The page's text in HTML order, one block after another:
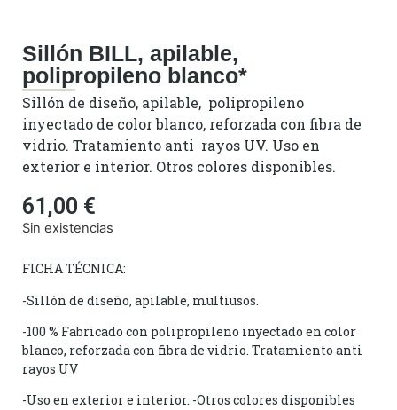
Sillón BILL, apilable,
polipropileno blanco*
Sillón de diseño, apilable, polipropileno
inyectado de color blanco, reforzada con fibra de
vidrio. Tratamiento anti rayos UV. Uso en
exterior e interior. Otros colores disponibles.
61,00 €
Sin existencias
FICHA TÉCNICA:
-Sillón de diseño, apilable, multiusos.
-100 % Fabricado con polipropileno inyectado en color
blanco, reforzada con fibra de vidrio. Tratamiento anti
rayos UV
-Uso en exterior e interior. -Otros colores disponibles